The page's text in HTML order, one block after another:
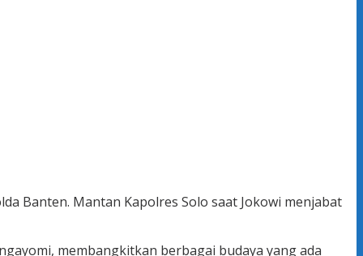
Banten. Mantan Kapolres Solo saat Jokowi menjabat
membangkitkan berbagai budaya yang ada